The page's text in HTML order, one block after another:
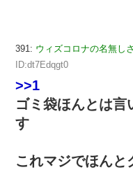
391: ウィズコロナの名無し
ID:dt7Edqgt0
>>1
ゴミ袋ほんとは言
す
これマジでほんと